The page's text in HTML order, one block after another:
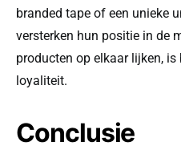
branded tape of een unieke
versterken hun positie in de
producten op elkaar lijken,
loyaliteit.
Conclusie